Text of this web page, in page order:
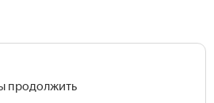
продолжить